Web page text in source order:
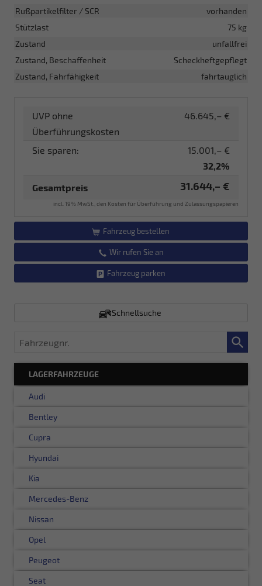
Rußpartikelfilter / SCR
vorhanden
Stützlast
75 kg
Zustand
unfallfrei
Zustand, Beschaffenheit
Scheckheftgepflegt
Zustand, Fahrfähigkeit
fahrtauglich
UVP ohne
Überführungskosten
46.645,– €
Sie sparen:
15.001,– €
32,2%
Gesamtpreis
31.644,– €
incl. 19% MwSt., den Kosten für Überführung und Zulassungspapieren
Fahrzeug bestellen
Wir rufen Sie an
Fahrzeug parken
Schnellsuche
Fahrzeugnr.
LAGERFAHRZEUGE
Audi
Bentley
Cupra
Hyundai
Kia
Mercedes-Benz
Nissan
Opel
Peugeot
Seat